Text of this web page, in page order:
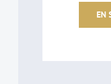
EN